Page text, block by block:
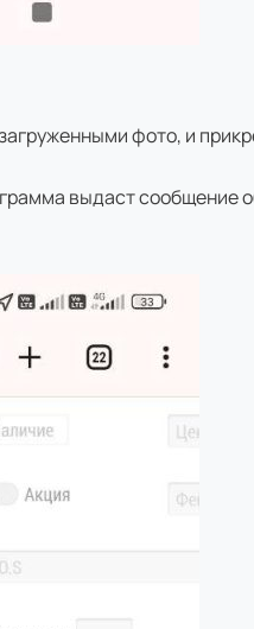
фото, и
выдаст сообщение